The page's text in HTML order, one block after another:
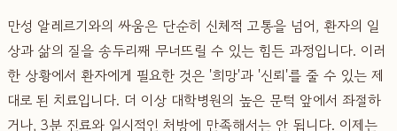
만성 알레르기와의 싸움은 단순히 신체적 고통을 넘어, 환자의 일
상과 삶의 질을 송두리째 무너뜨릴 수 있는 힘든 과정입니다. 이러
한 상황에서 환자에게 필요한 것은 '희망'과 '신뢰'를 줄 수 있는 제
대로 된 치료입니다. 더 이상 대학병원의 높은 문턱 앞에서 좌절하
거나, 3분 진료와 일시적인 처방에 만족해서는 안 됩니다. 이제는